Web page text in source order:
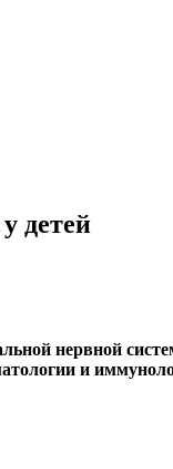
детей
нервной
и